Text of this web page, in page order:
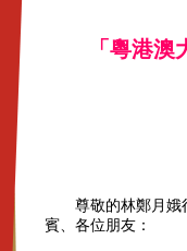
「粵港
尊敬的林鄭月娥行
賓、各位朋友：